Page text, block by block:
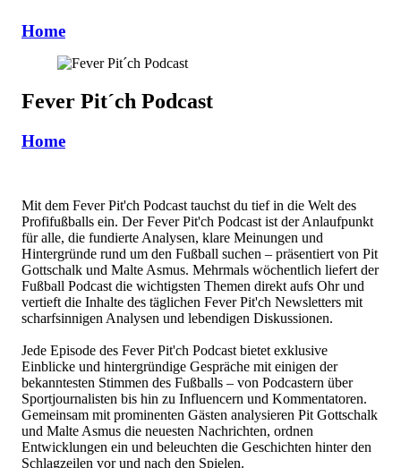
Home
Fever Pit´ch Podcast
Home
Mit dem Fever Pit'ch Podcast tauchst du tief in die Welt des
Profifußballs ein. Der Fever Pit'ch Podcast ist der Anlaufpunkt
für alle, die fundierte Analysen, klare Meinungen und
Hintergründe rund um den Fußball suchen – präsentiert von Pit
Gottschalk und Malte Asmus. Mehrmals wöchentlich liefert der
Fußball Podcast die wichtigsten Themen direkt aufs Ohr und
vertieft die Inhalte des täglichen Fever Pit'ch Newsletters mit
scharfsinnigen Analysen und lebendigen Diskussionen.
Jede Episode des Fever Pit'ch Podcast bietet exklusive
Einblicke und hintergründige Gespräche mit einigen der
bekanntesten Stimmen des Fußballs – von Podcastern über
Sportjournalisten bis hin zu Influencern und Kommentatoren.
Gemeinsam mit prominenten Gästen analysieren Pit Gottschalk
und Malte Asmus die neuesten Nachrichten, ordnen
Entwicklungen ein und beleuchten die Geschichten hinter den
Schlagzeilen vor und nach den Spielen.